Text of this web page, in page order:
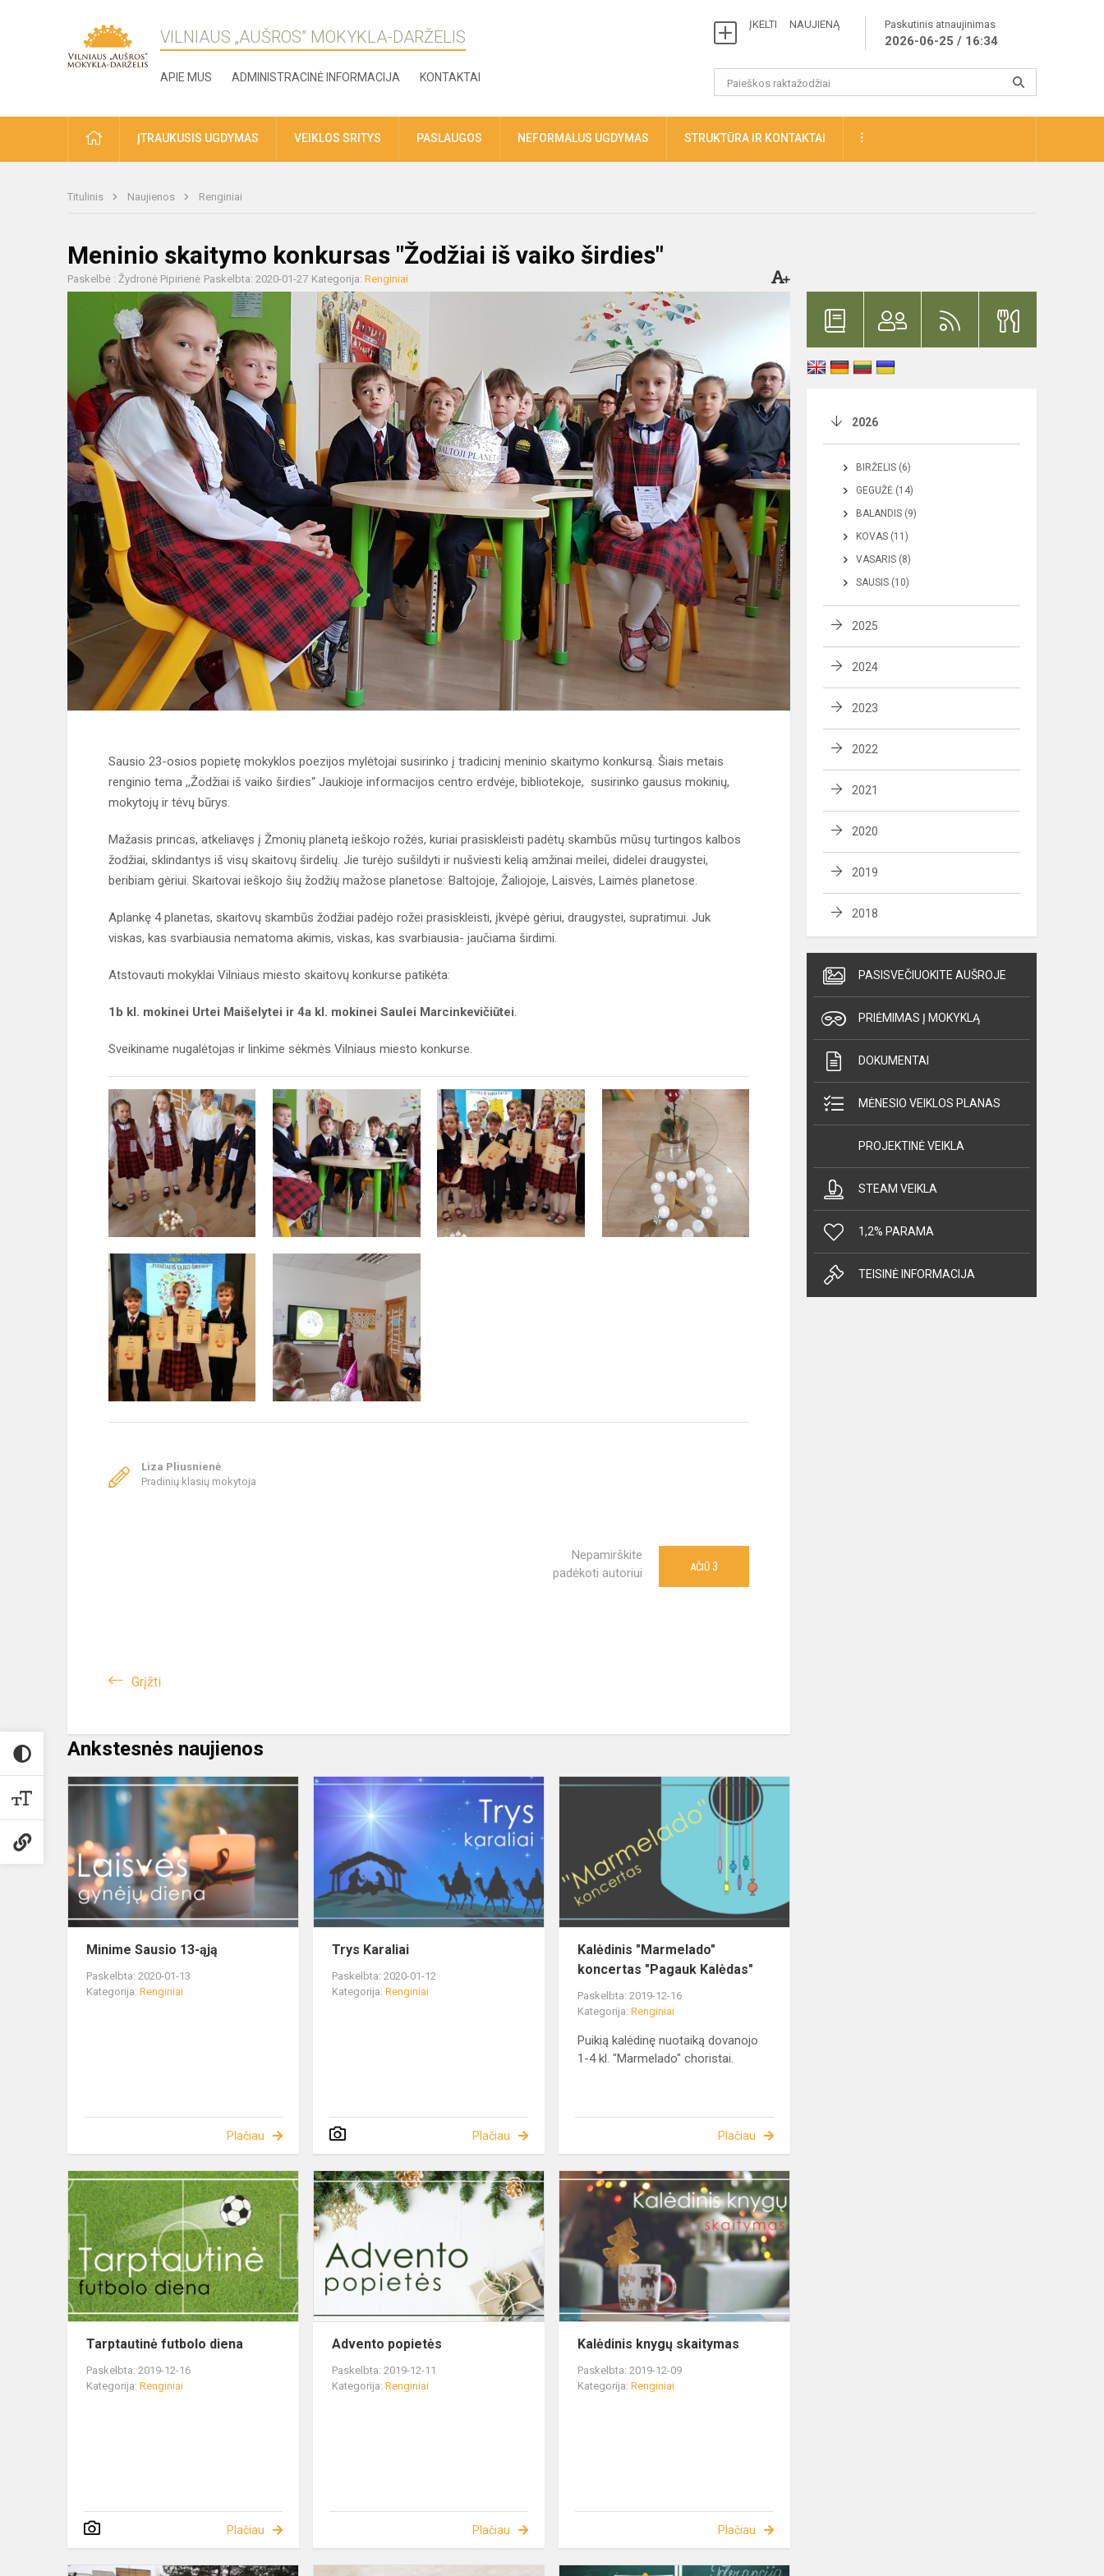
VILNIAUS „AUŠROS” MOKYKLA-DARŽELIS
APIE MUS ADMINISTRACINĖ INFORMACIJA KONTAKTAI
ĮKELTI NAUJIENĄ Paskutinis atnaujinimas
2026-06-25 / 16:34
ĮTRAUKUSIS UGDYMAS VEIKLOS SRITYS PASLAUGOS NEFORMALUS UGDYMAS STRUKTŪRA IR KONTAKTAI
Titulinis Naujienos Renginiai
Meninio skaitymo konkursas "Žodžiai iš vaiko širdies"
Paskelbė : Žydronė Pipirienė Paskelbta: 2020-01-27 Kategorija: Renginiai
Sausio 23-osios popietę mokyklos poezijos mylėtojai susirinko į tradicinį meninio skaitymo konkursą. Šiais metais
renginio tema ,,Žodžiai iš vaiko širdies“ Jaukioje informacijos centro erdvėje, bibliotekoje, susirinko gausus mokinių,
mokytojų ir tėvų būrys.
Mažasis princas, atkeliavęs į Žmonių planetą ieškojo rožės, kuriai prasiskleisti padėtų skambūs mūsų turtingos kalbos
žodžiai, sklindantys iš visų skaitovų širdelių. Jie turėjo sušildyti ir nušviesti kelią amžinai meilei, didelei draugystei,
beribiam gėriui. Skaitovai ieškojo šių žodžių mažose planetose: Baltojoje, Žaliojoje, Laisvės, Laimės planetose.
Aplankę 4 planetas, skaitovų skambūs žodžiai padėjo rožei prasiskleisti, įkvėpė gėriui, draugystei, supratimui. Juk
viskas, kas svarbiausia nematoma akimis, viskas, kas svarbiausia- jaučiama širdimi.
Atstovauti mokyklai Vilniaus miesto skaitovų konkurse patikėta:
1b kl. mokinei Urtei Maišelytei ir 4a kl. mokinei Saulei Marcinkevičiūtei.
Sveikiname nugalėtojas ir linkime sėkmės Vilniaus miesto konkurse.
Liza Pliusnienė
Pradinių klasių mokytoja
Nepamirškite
padėkoti autoriui
AČIŪ 3
Grįžti
Ankstesnės naujienos
Minime Sausio 13-ąją
Paskelbta: 2020-01-13
Kategorija: Renginiai
Plačiau
Trys Karaliai
Paskelbta: 2020-01-12
Kategorija:Renginiai
Plačiau
Kalėdinis "Marmelado"
koncertas "Pagauk Kalėdas"
Paskelbta: 2019-12-16
Kategorija:Renginiai
Puikią kalėdinę nuotaiką dovanojo
1-4 kl. "Marmelado" choristai.
Plačiau
Tarptautinė futbolo diena
Paskelbta: 2019-12-16
Kategorija: Renginiai
Plačiau
Advento popietės
Paskelbta: 2019-12-11
Kategorija:Renginiai
Plačiau
Kalėdinis knygų skaitymas
Paskelbta: 2019-12-09
Kategorija:Renginiai
Plačiau
2026
BIRŽELIS (6)
GEGUŽĖ (14)
BALANDIS (9)
KOVAS (11)
VASARIS (8)
SAUSIS (10)
2025
2024
2023
2022
2021
2020
2019
2018
PASISVEČIUOKITE AUŠROJE
PRIĖMIMAS Į MOKYKLĄ
DOKUMENTAI
MĖNESIO VEIKLOS PLANAS
PROJEKTINĖ VEIKLA
STEAM VEIKLA
1,2% PARAMA
TEISINĖ INFORMACIJA